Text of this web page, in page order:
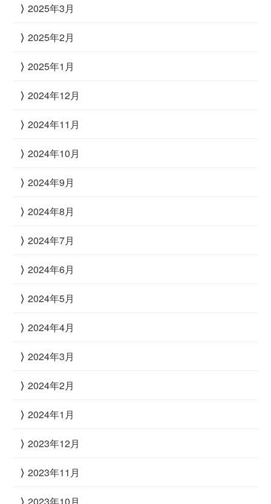
2025年3月
2025年2月
2025年1月
2024年12月
2024年11月
2024年10月
2024年9月
2024年8月
2024年7月
2024年6月
2024年5月
2024年4月
2024年3月
2024年2月
2024年1月
2023年12月
2023年11月
2023年10月